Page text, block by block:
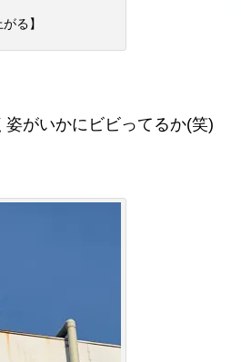
る】
姿がいかにビビってるか(笑)